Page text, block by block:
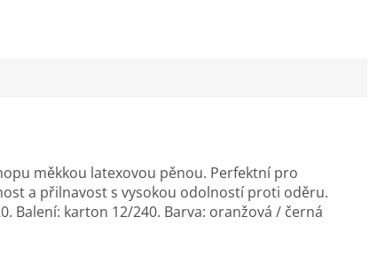
měkkou latexovou pěnou. Perfektní pro
a přilnavost s vysokou odolností proti oděru.
Balení: karton 12/240. Barva: oranžová / černá